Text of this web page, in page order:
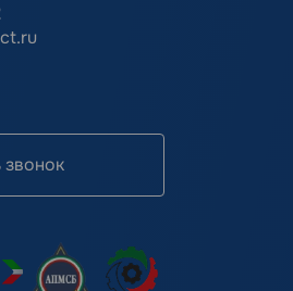
звонок